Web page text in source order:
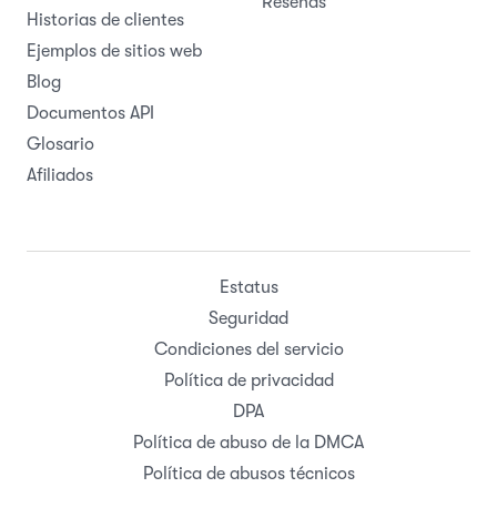
Historias de clientes
Ejemplos de sitios web
Blog
Documentos API
Glosario
Afiliados
Estatus
Seguridad
Condiciones del servicio
Política de privacidad
DPA
Política de abuso de la DMCA
Política de abusos técnicos